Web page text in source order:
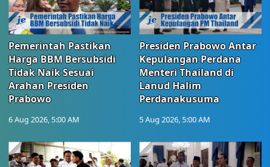
Pemerintah Pastikan
Harga BBM Bersubsidi
Tidak Naik Sesuai
Arahan Presiden
Prabowo
6 Aug 2026, 5:00 AM
Presiden Prabowo Antar
Kepulangan Perdana
Menteri Thailand di
Lanud Halim
Perdanakusuma
5 Aug 2026, 5:00 AM